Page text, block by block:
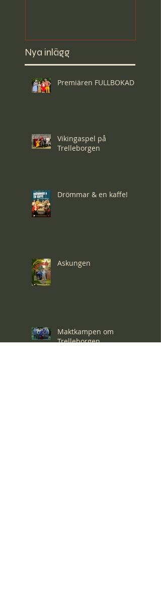
Nya inlägg
Premiären FULLBOKAD
Vikingaspel på
Trelleborgen
Drömmar & en kaffe!
Askungen
Maktkampen om
Trelleborgen